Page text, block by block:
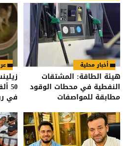
أخبار محلية
هيئة الطاقة: المشتقات
النفطية في محطات الوقود
مطابقة للمواصفات في